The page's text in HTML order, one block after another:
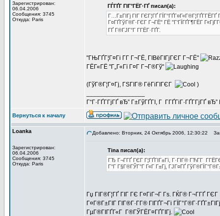
Зарегистрирован:
06.04.2006
Сообщения: 3745
Откуда: Paris
ГЃГҐГ ГІГ°ГЁГ·ГҐ писал(а):
Г…Г±ГІГј ГІГ ГЄГ¦ГҐ ГЇГ°ГҐГ¤Г«Г®Г¦ГҐГ­ГЁГҐ
Г¤ГҐГўГ®Г·ГЄГ Г¬ГЁ" ГЁ "Г‘ГЇГҐГ¶ГЁГ
ГҐ Г®ГЈГ°Г Г­ГЁГ·ГҐГ­.
"ГЊГҐГ¦Г¤Гі Г­Г Г¬ГЁ, ГІВёГІГјГЄГ Г¬ГЁ"
ГЁГ«ГЁ "Г„Г«Гї Г¤Г Г¬Г®Гў"
(ГўГ®Г¦Г¤Гј, ГЅГІГ® ГёГіГІГЄГ
)
Г“Г·ГҐГ­ГјГҐ вЂ” Г±ГўГҐГІ, Г Г­ГҐГіГ·ГҐГ­ГјГҐ
Вернуться к началу
Loanka
Зарегистрирован:
06.04.2006
Сообщения: 3745
Откуда: Paris
Добавлено: Вторник, 24 Октябрь 2006, 12:30:22
Tina писал(а):
ГЂ Г¬Г­ГҐ ГЄГ Г¦ГҐГІГ±Гї, Г·ГІГ® ГЋГ­Г
Г°Г Г§Г®ГЎГ°Г Г«Г Г±Гј, ГЈГ¤ГҐ
Гџ ГІГ®Г¦ГҐ ГІГ ГЄ Г¤ГіГ¬Г Гѕ. ГЌГ® Г¬Г­ГҐ
Г¤Г®Г±ГІГ ГІГ®Г·Г­Г® ГІГҐГ¬Гі
ГµГ®ГІГҐГ«Г Г®ГЎГЁГ¤ГҐГІГј.